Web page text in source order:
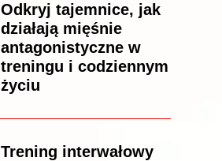
Odkryj tajemnice, jak
działają mięśnie
antagonistyczne w
treningu i codziennym
życiu
Trening interwałowy